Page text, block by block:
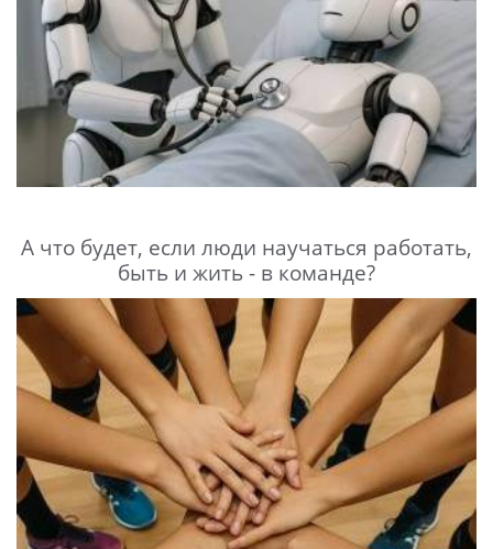
А что будет, если люди научаться работать,
быть и жить - в команде?